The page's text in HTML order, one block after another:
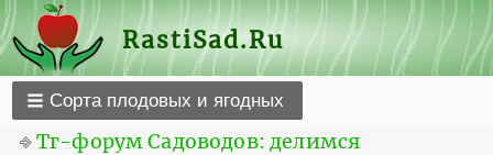
RastiSad.Ru
Сорта плодовых и ягодных
⎆Тг-форум Садоводов: делимся